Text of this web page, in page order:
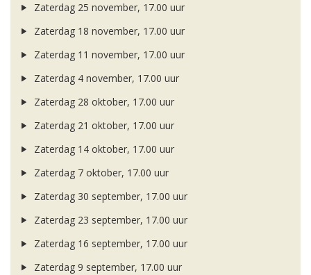
Zaterdag 25 november, 17.00 uur
Zaterdag 18 november, 17.00 uur
Zaterdag 11 november, 17.00 uur
Zaterdag 4 november, 17.00 uur
Zaterdag 28 oktober, 17.00 uur
Zaterdag 21 oktober, 17.00 uur
Zaterdag 14 oktober, 17.00 uur
Zaterdag 7 oktober, 17.00 uur
Zaterdag 30 september, 17.00 uur
Zaterdag 23 september, 17.00 uur
Zaterdag 16 september, 17.00 uur
Zaterdag 9 september, 17.00 uur